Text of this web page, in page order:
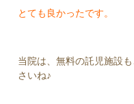
とても良かったです。
当院は、無料の託児施設
さいね♪